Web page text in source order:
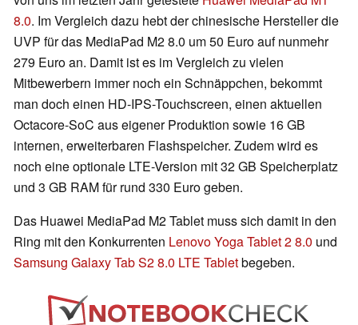
8.0. Im Vergleich dazu hebt der chinesische Hersteller die
UVP für das MediaPad M2 8.0 um 50 Euro auf nunmehr
279 Euro an. Damit ist es im Vergleich zu vielen
Mitbewerbern immer noch ein Schnäppchen, bekommt
man doch einen HD-IPS-Touchscreen, einen aktuellen
Octacore-SoC aus eigener Produktion sowie 16 GB
internen, erweiterbaren Flashspeicher. Zudem wird es
noch eine optionale LTE-Version mit 32 GB Speicherplatz
und 3 GB RAM für rund 330 Euro geben.
Das Huawei MediaPad M2 Tablet muss sich damit in den
Ring mit den Konkurrenten Lenovo Yoga Tablet 2 8.0 und
Samsung Galaxy Tab S2 8.0 LTE Tabletbegeben.